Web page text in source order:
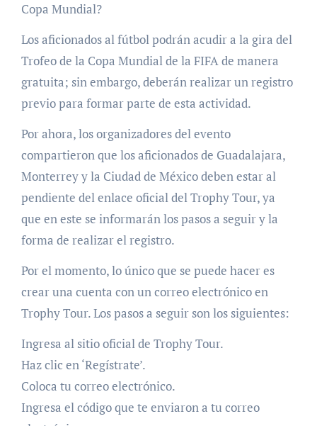
Copa Mundial?
Los aficionados al fútbol podrán acudir a la gira del
Trofeo de la Copa Mundial de la FIFA de manera
gratuita; sin embargo, deberán realizar un registro
previo para formar parte de esta actividad.
Por ahora, los organizadores del evento
compartieron que los aficionados de Guadalajara,
Monterrey y la Ciudad de México deben estar al
pendiente del enlace oficial del Trophy Tour, ya
que en este se informarán los pasos a seguir y la
forma de realizar el registro.
Por el momento, lo único que se puede hacer es
crear una cuenta con un correo electrónico en
Trophy Tour. Los pasos a seguir son los siguientes:
Ingresa al sitio oficial de Trophy Tour.
Haz clic en ‘Regístrate’.
Coloca tu correo electrónico.
Ingresa el código que te enviaron a tu correo